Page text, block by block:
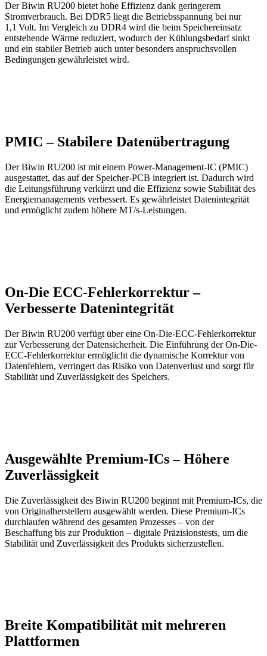
Der Biwin RU200 bietet hohe Effizienz dank geringerem
Stromverbrauch. Bei DDR5 liegt die Betriebsspannung bei nur
1,1 Volt. Im Vergleich zu DDR4 wird die beim Speichereinsatz
entstehende Wärme reduziert, wodurch der Kühlungsbedarf sinkt
und ein stabiler Betrieb auch unter besonders anspruchsvollen
Bedingungen gewährleistet wird.
PMIC – Stabilere Datenübertragung
Der Biwin RU200 ist mit einem Power-Management-IC (PMIC)
ausgestattet, das auf der Speicher-PCB integriert ist. Dadurch wird
die Leitungsführung verkürzt und die Effizienz sowie Stabilität des
Energiemanagements verbessert. Es gewährleistet Datenintegrität
und ermöglicht zudem höhere MT/s-Leistungen.
On-Die ECC-Fehlerkorrektur –
Verbesserte Datenintegrität
Der Biwin RU200 verfügt über eine On-Die-ECC-Fehlerkorrektur
zur Verbesserung der Datensicherheit. Die Einführung der On-Die-
ECC-Fehlerkorrektur ermöglicht die dynamische Korrektur von
Datenfehlern, verringert das Risiko von Datenverlust und sorgt für
Stabilität und Zuverlässigkeit des Speichers.
Ausgewählte Premium-ICs – Höhere
Zuverlässigkeit
Die Zuverlässigkeit des Biwin RU200 beginnt mit Premium-ICs, die
von Originalherstellern ausgewählt werden. Diese Premium-ICs
durchlaufen während des gesamten Prozesses – von der
Beschaffung bis zur Produktion – digitale Präzisionstests, um die
Stabilität und Zuverlässigkeit des Produkts sicherzustellen.
Breite Kompatibilität mit mehreren
Plattformen